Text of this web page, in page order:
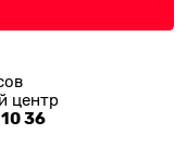
центр
36